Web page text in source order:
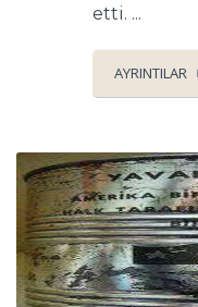
etti. ...
AYRINTILAR